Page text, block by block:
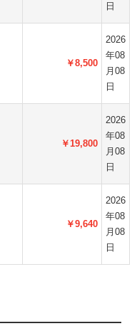
日
￥8,500
2026
年08
月08
日
￥19,800
2026
年08
月08
日
￥9,640
2026
年08
月08
日